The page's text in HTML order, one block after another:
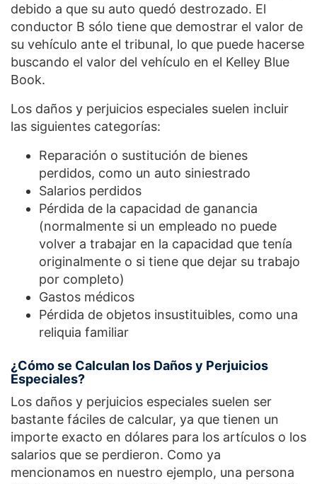
debido a que su auto quedó destrozado. El
conductor B sólo tiene que demostrar el valor de
su vehículo ante el tribunal, lo que puede hacerse
buscando el valor del vehículo en el Kelley Blue
Book.
Los daños y perjuicios especiales suelen incluir
las siguientes categorías:
Reparación o sustitución de bienes
perdidos, como un auto siniestrado
Salarios perdidos
Pérdida de la capacidad de ganancia
(normalmente si un empleado no puede
volver a trabajar en la capacidad que tenía
originalmente o si tiene que dejar su trabajo
por completo)
Gastos médicos
Pérdida de objetos insustituibles, como una
reliquia familiar
¿Cómo se Calculan los Daños y Perjuicios
Especiales?
Los daños y perjuicios especiales suelen ser
bastante fáciles de calcular, ya que tienen un
importe exacto en dólares para los artículos o los
salarios que se perdieron. Como ya
mencionamos en nuestro ejemplo, una persona